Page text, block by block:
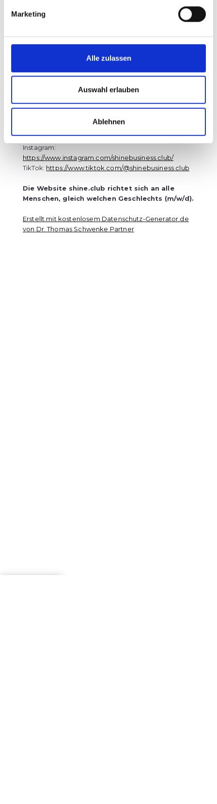
Marketing
Alle zulassen
Auswahl erlauben
Ablehnen
Dieses Impressum gilt auch für die folgenden Social-
LinkedIn:http://linkedin.com/in/karola-marschall-
https://www.linkedin.com/company/shinebusinessclub
https://www.facebook.com/profile.php?
Facebook:https://www.facebook.com/profile.php?
https://www.instagram.com/marschallkarola
Instagram:
https://www.instagram.com/shinebusiness.club/
TikTok: https://www.tiktok.com/@shinebusiness.club
Die Website shine.club richtet sich an alle
Menschen, gleich welchen Geschlechts (m/w/d).
Erstellt mit kostenlosem Datenschutz-Generator.de
von Dr. Thomas Schwenke Partner